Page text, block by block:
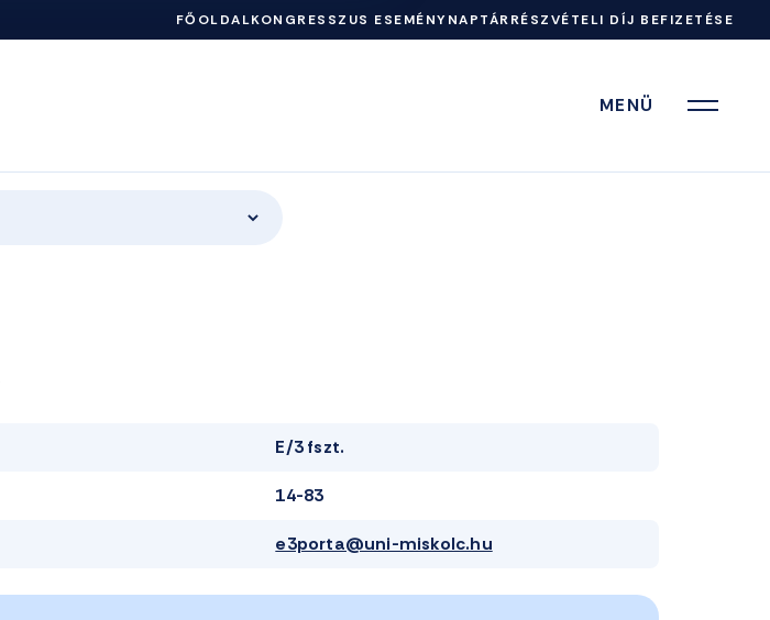
FŐOLDALKONGRESSZUS ESEMÉNYNAPTÁRRÉSZVÉTELI DÍJ BEFIZETÉSE
MENÜ
E/3 fszt.
14-83
e3porta@uni-miskolc.hu